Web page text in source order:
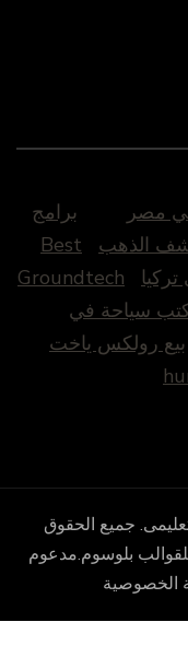
مصر
برامج
الذهب
Best
Groundtech
سياحة في
رولكس ياخت
. جميع الحقوق
بلوسوم.مدعوم